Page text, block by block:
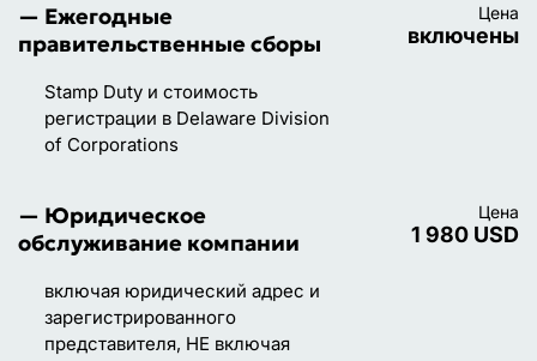
— Ежегодные
правительственные сборы
Цена
включены
Stamp Duty и стоимость
регистрации в Delaware Division
of Corporations
— Юридическое
обслуживание компании
Цена
1 980 USD
включая юридический адрес и
зарегистрированного
представителя, НЕ включая